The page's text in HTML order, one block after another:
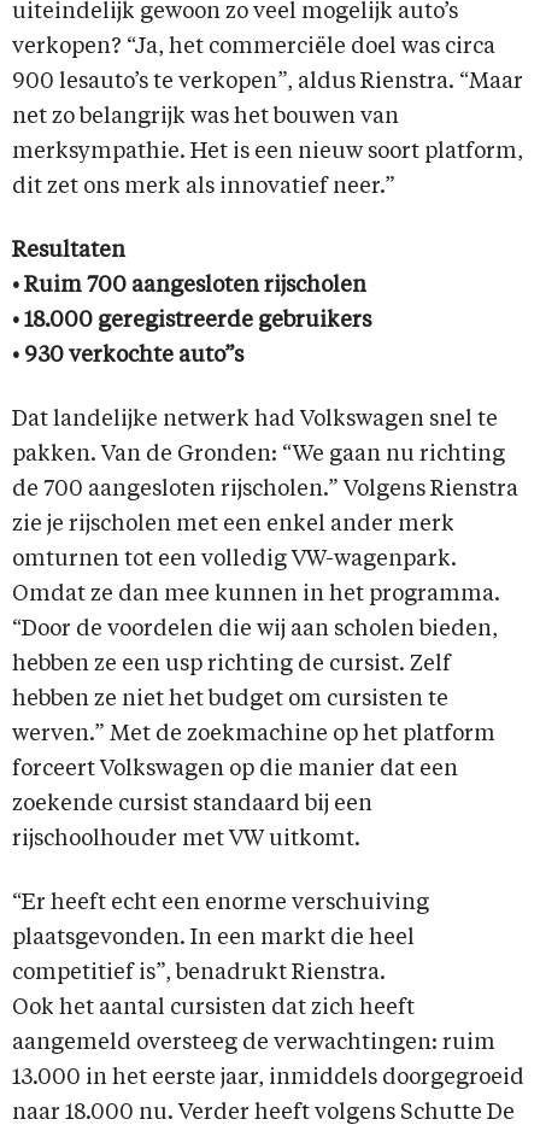
uiteindelijk gewoon zo veel mogelijk auto’s
verkopen? “Ja, het commerciële doel was circa
900 lesauto’s te verkopen”, aldus Rienstra. “Maar
net zo belangrijk was het bouwen van
merksympathie. Het is een nieuw soort platform,
dit zet ons merk als innovatief neer.”
Resultaten
• Ruim 700 aangesloten rijscholen
• 18.000 geregistreerde gebruikers
• 930 verkochte auto”s
Dat landelijke netwerk had Volkswagen snel te
pakken. Van de Gronden: “We gaan nu richting
de 700 aangesloten rijscholen.” Volgens Rienstra
zie je rijscholen met een enkel ander merk
omturnen tot een volledig VW-wagenpark.
Omdat ze dan mee kunnen in het programma.
“Door de voordelen die wij aan scholen bieden,
hebben ze een usp richting de cursist. Zelf
hebben ze niet het budget om cursisten te
werven.” Met de zoekmachine op het platform
forceert Volkswagen op die manier dat een
zoekende cursist standaard bij een
rijschoolhouder met VW uitkomt.
“Er heeft echt een enorme verschuiving
plaatsgevonden. In een markt die heel
competitief is”, benadrukt Rienstra.
Ook het aantal cursisten dat zich heeft
aangemeld oversteeg de verwachtingen: ruim
13.000 in het eerste jaar, inmiddels doorgegroeid
naar 18.000 nu. Verder heeft volgens Schutte De